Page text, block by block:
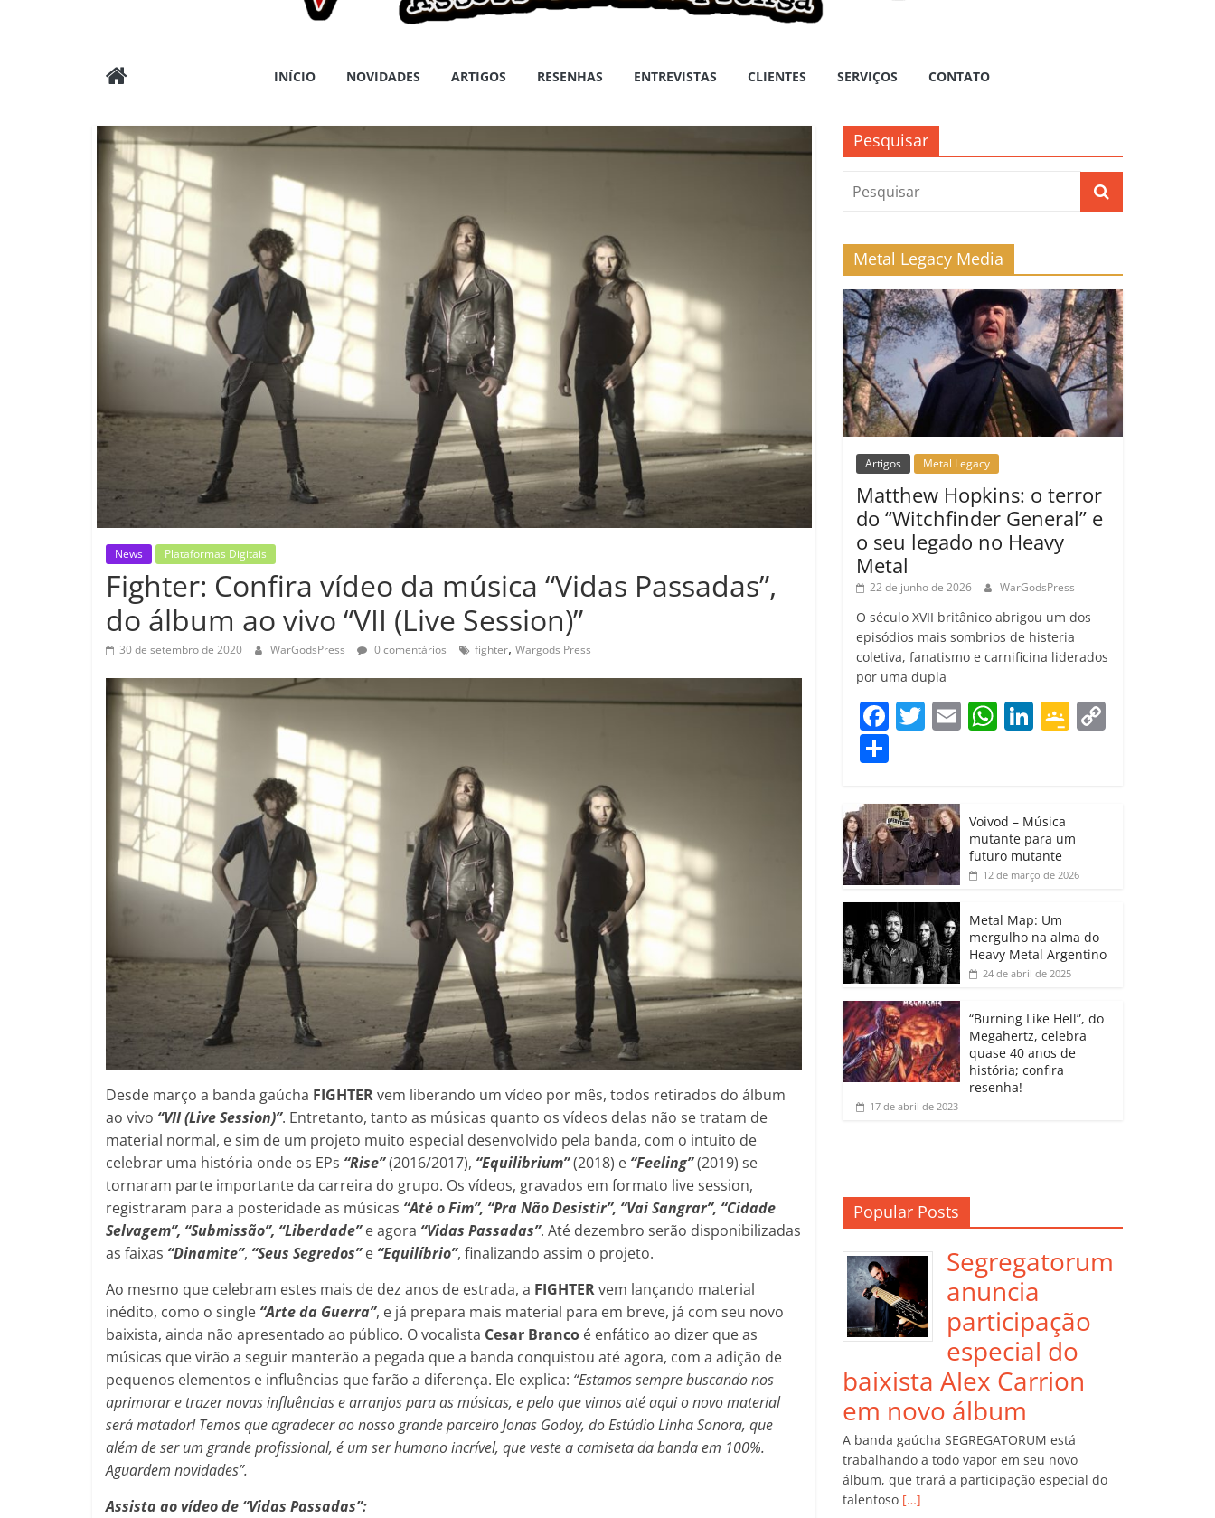
Wargods
Press
Assessoria
Conteúdos
INÍCIO NOVIDADES ARTIGOS RESENHAS ENTREVISTAS CLIENTES SERVIÇOS CONTATO
News Plataformas Digitais
Fighter: Confira vídeo da música “Vidas Passadas”,
do álbum ao vivo “VII (Live Session)”
30 de setembro de 2020 WarGodsPress 0 comentários fighter, Wargods Press
Desde março a banda gaúcha FIGHTERvem liberando um vídeo por mês, todos retirados do álbum
ao vivo “VII (Live Session)”. Entretanto, tanto as músicas quanto os vídeos delas não se tratam de
material normal, e sim de um projeto muito especial desenvolvido pela banda, com o intuito de
celebrar uma história onde os EPs “Rise”(2016/2017), “Equilibrium”(2018) e “Feeling”(2019) se
tornaram parte importante da carreira do grupo. Os vídeos, gravados em formato live session,
registraram para a posteridade as músicas “Até o Fim”, “Pra Não Desistir”, “Vai Sangrar”, “Cidade
Selvagem”, “Submissão”, “Liberdade”e agora “Vidas Passadas”. Até dezembro serão disponibilizadas
as faixas “Dinamite”, “Seus Segredos”e “Equilíbrio”, finalizando assim o projeto.
Ao mesmo que celebram estes mais de dez anos de estrada, a FIGHTERvem lançando material
inédito, como o single “Arte da Guerra”, e já prepara mais material para em breve, já com seu novo
baixista, ainda não apresentado ao público. O vocalista Cesar Branco é enfático ao dizer que as
músicas que virão a seguir manterão a pegada que a banda conquistou até agora, com a adição de
pequenos elementos e influências que farão a diferença. Ele explica: “Estamos sempre buscando nos
aprimorar e trazer novas influências e arranjos para as músicas, e pelo que vimos até aqui o novo material
será matador! Temos que agradecer ao nosso grande parceiro Jonas Godoy, do Estúdio Linha Sonora, que
além de ser um grande profissional, é um ser humano incrível, que veste a camiseta da banda em 100%.
Aguardem novidades”.
Assista ao vídeo de “Vidas Passadas”:
Pesquisar
Metal Legacy Media
Artigos Metal Legacy
Matthew Hopkins: o terror
do “Witchfinder General” e
o seu legado no Heavy
Metal
22 de junho de 2026 WarGodsPress
O século XVII britânico abrigou um dos
episódios mais sombrios de histeria
coletiva, fanatismo e carnificina liderados
por uma dupla
F
e
b
o
o
k
T
er
E W
A
p
p
Li
dI
n
G
e
a
ro
o
m
m
p
ar
til
h
ar
Voivod – Música
mutante para um
futuro mutante
12 de março de 2026
Metal Map: Um
mergulho na alma do
Heavy Metal Argentino
24 de abril de 2025
“Burning Like Hell”, do
Megahertz, celebra
quase 40 anos de
história; confira
resenha!
17 de abril de 2023
Popular Posts
Segregatorum
anuncia
participação
especial do
baixista Alex Carrion
em novo álbum
A banda gaúcha SEGREGATORUM está
trabalhando a todo vapor em seu novo
álbum, que trará a participação especial do
talentoso […]